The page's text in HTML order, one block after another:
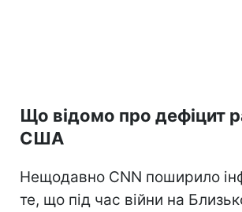
Що відомо про дефіцит
США
Нещодавно CNN поширило
те, що під час війни на